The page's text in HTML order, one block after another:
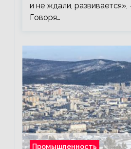
и не ждали, развивается»,
Говоря…
Промышленность